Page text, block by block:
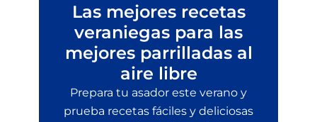
Las mejores recetas
veraniegas para las
mejores parrilladas al
aire libre
Prepara tu asador este verano y
prueba recetas fáciles y deliciosas